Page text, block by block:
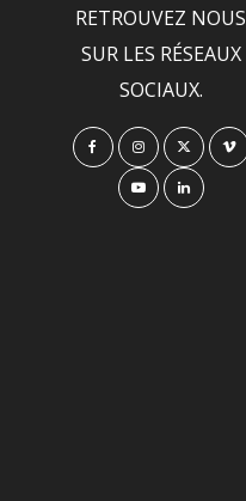
RETROUVEZ NOUS
SUR LES RÉSEAUX
SOCIAUX.